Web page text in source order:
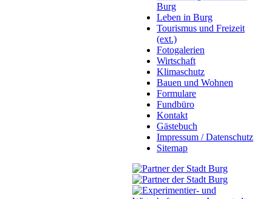
Burg
Leben in Burg
Tourismus und Freizeit
(ext.)
Fotogalerien
Wirtschaft
Klimaschutz
Bauen und Wohnen
Formulare
Fundbüro
Kontakt
Gästebuch
Impressum / Datenschutz
Sitemap